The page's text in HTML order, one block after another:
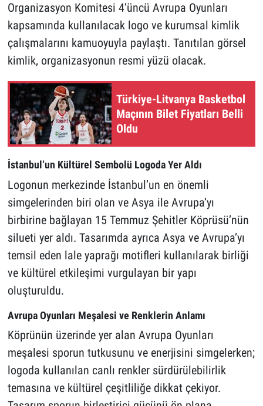
Organizasyon Komitesi 4’üncü Avrupa Oyunları
kapsamında kullanılacak logo ve kurumsal kimlik
çalışmalarını kamuoyuyla paylaştı. Tanıtılan görsel
kimlik, organizasyonun resmi yüzü olacak.
Türkiye-Litvanya Basketbol
Maçının Bilet Fiyatları Belli
Oldu
İstanbul’un Kültürel Sembolü Logoda Yer Aldı
Logonun merkezinde İstanbul’un en önemli
simgelerinden biri olan ve Asya ile Avrupa’yı
birbirine bağlayan 15 Temmuz Şehitler Köprüsü’nün
silueti yer aldı. Tasarımda ayrıca Asya ve Avrupa’yı
temsil eden lale yaprağı motifleri kullanılarak birliği
ve kültürel etkileşimi vurgulayan bir yapı
oluşturuldu.
Avrupa Oyunları Meşalesi ve Renklerin Anlamı
Köprünün üzerinde yer alan Avrupa Oyunları
meşalesi sporun tutkusunu ve enerjisini simgelerken;
logoda kullanılan canlı renkler sürdürülebilirlik
temasına ve kültürel çeşitliliğe dikkat çekiyor.